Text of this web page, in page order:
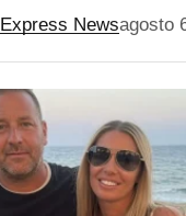
Newsagosto